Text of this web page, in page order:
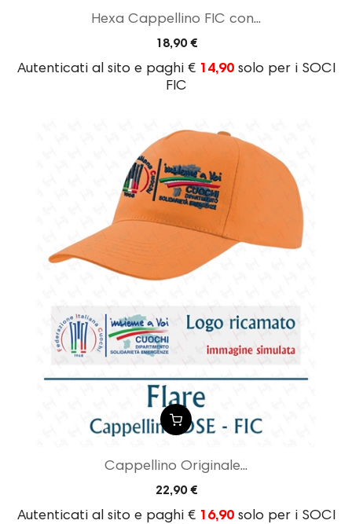
Hexa Cappellino FIC con...
18,90 €
Autenticati al sito e paghi € 14,90solo per i SOCI
FIC
Cappellino Originale...
22,90 €
Autenticati al sito e paghi € 16,90solo per i SOCI